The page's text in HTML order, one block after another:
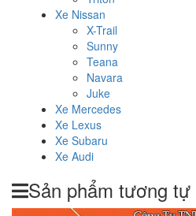
Xe Nissan
X-Trail
Sunny
Teana
Navara
Juke
Xe Mercedes
Xe Lexus
Xe Subaru
Xe Audi
Sản phẩm tương tự